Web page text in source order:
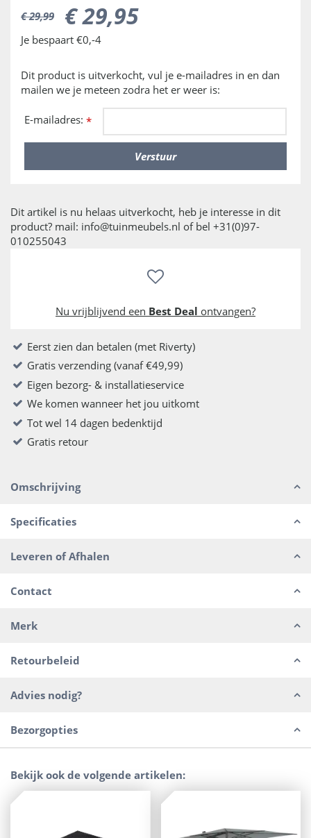
€ 29,99 €29,95
Je bespaart €0,-4
Dit product is uitverkocht, vul je e-mailadres in en dan
mailen we je meteen zodra het er weer is:
E-mailadres: *
Dit artikel is nu helaas uitverkocht, heb je interesse in dit
product? mail: info@tuinmeubels.nl of bel +31(0)97-
010255043
Nu vrijblijvend een Best Deal ontvangen?
Eerst zien dan betalen (met Riverty)
Gratis verzending (vanaf €49,99)
Eigen bezorg- & installatieservice
We komen wanneer het jou uitkomt
Tot wel 14 dagen bedenktijd
Gratis retour
Omschrijving
Specificaties
Leveren of Afhalen
Contact
Merk
Retourbeleid
Advies nodig?
Bezorgopties
Bekijk ook de volgende artikelen: